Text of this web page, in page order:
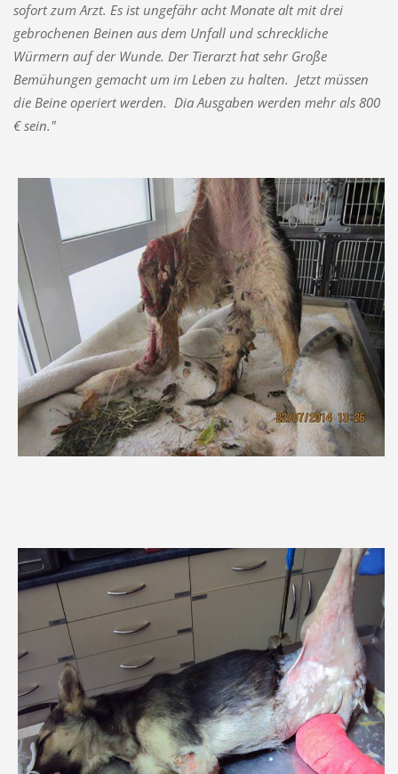
sofort zum Arzt. Es ist ungefähr acht Monate alt mit drei
gebrochenen Beinen aus dem Unfall und schreckliche
Würmern auf der Wunde. Der Tierarzt hat sehr Große
Bemühungen gemacht um im Leben zu halten. Jetzt müssen
die Beine operiert werden. Dia Ausgaben werden mehr als 800
€ sein."